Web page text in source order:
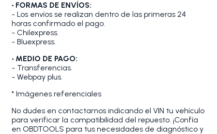
• FORMAS DE ENVÍOS:
- Los envíos se realizan dentro de las primeras 24
horas confirmado el pago.
- Chilexpress.
- Bluexpress.
• MEDIO DE PAGO:
- Transferencias.
- Webpay plus.
* Imágenes referenciales
No dudes en contactarnos indicando el VIN tu vehículo
para verificar la compatibilidad del repuesto. ¡Confía
en OBDTOOLS para tus necesidades de diagnóstico y